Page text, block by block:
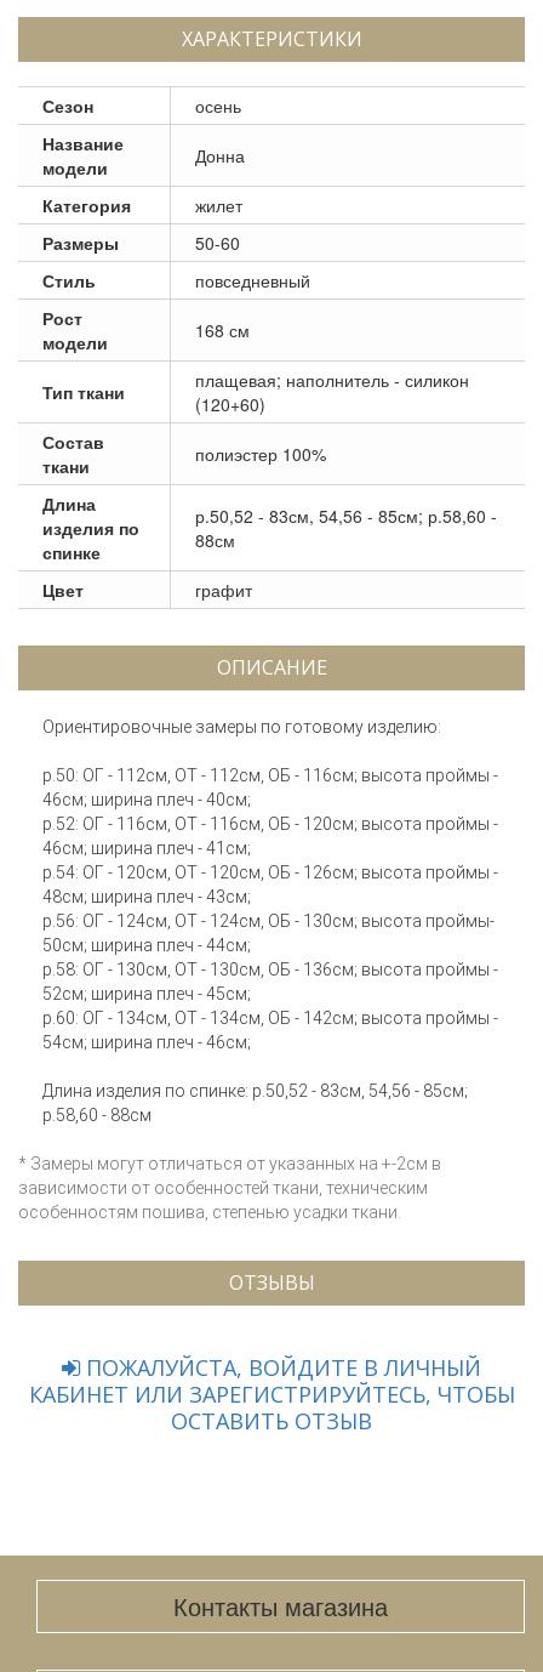
ХАРАКТЕРИСТИКИ
Сезон
осень
Название
модели
Донна
Категория
жилет
Размеры
50-60
Стиль
повседневный
Рост
модели
168 см
Тип ткани
плащевая; наполнитель - силикон
(120+60)
Состав
ткани
полиэстер 100%
Длина
изделия по
спинке
р.50,52 - 83см, 54,56 - 85см; р.58,60 -
88см
Цвет графит
ОПИСАНИЕ
Ориентировочные замеры по готовому изделию:
р.50: ОГ - 112см, ОТ - 112см, ОБ - 116см; высота проймы -
46см; ширина плеч - 40см;
р.52: ОГ - 116см, ОТ - 116см, ОБ - 120см; высота проймы -
46см; ширина плеч - 41см;
р.54: ОГ - 120см, ОТ - 120см, ОБ - 126см; высота проймы -
48см; ширина плеч - 43см;
р.56: ОГ - 124см, ОТ - 124см, ОБ - 130см; высота проймы-
50см; ширина плеч - 44см;
р.58: ОГ - 130см, ОТ - 130см, ОБ - 136см; высота проймы -
52см; ширина плеч - 45см;
р.60: ОГ - 134см, ОТ - 134см, ОБ - 142см; высота проймы -
54см; ширина плеч - 46см;
Длина изделия по спинке: р.50,52 - 83см, 54,56 - 85см;
р.58,60 - 88см
* Замеры могут отличаться от указанных на +-2см в
зависимости от особенностей ткани, техническим
особенностям пошива, степенью усадки ткани.
ОТЗЫВЫ
ПОЖАЛУЙСТА, ВОЙДИТЕ В ЛИЧНЫЙ
КАБИНЕТ ИЛИ ЗАРЕГИСТРИРУЙТЕСЬ, ЧТОБЫ
ОСТАВИТЬ ОТЗЫВ
Контакты магазина